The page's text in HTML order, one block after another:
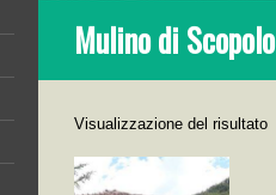
Mulino di Scopolo
Visualizzazione del risultato